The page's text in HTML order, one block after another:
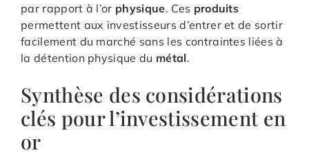
par rapport à l’or physique. Ces produits
permettent aux investisseurs d’entrer et de sortir
facilement du marché sans les contraintes liées à
la détention physique du métal.
Synthèse des considérations
clés pour l’investissement en
or